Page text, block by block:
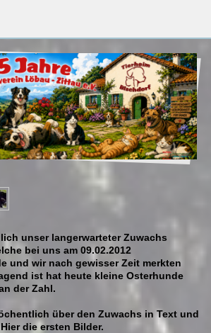
unser langerwarteter Zuwachs
bei uns am 09.02.2012
und wir nach gewisser Zeit merkten
ist hat heute kleine Osterhunde
der Zahl.
über den Zuwachs in Text und
die ersten Bilder.